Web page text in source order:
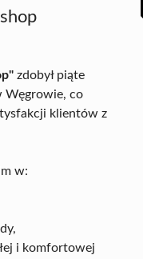
zdobył piąte
Węgrowie, co
klientów z
w:
i komfortowej